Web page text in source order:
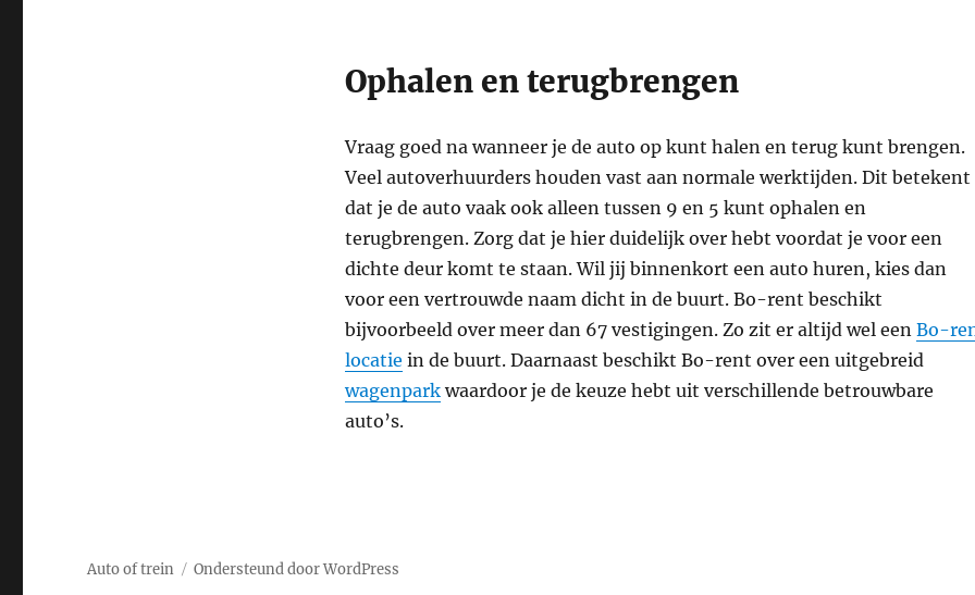
Ophalen en terugbrengen
Vraag goed na wanneer je de auto op kunt halen en terug kunt brengen.
Veel autoverhuurders houden vast aan normale werktijden. Dit betekent
dat je de auto vaak ook alleen tussen 9 en 5 kunt ophalen en
terugbrengen. Zorg dat je hier duidelijk over hebt voordat je voor een
dichte deur komt te staan. Wil jij binnenkort een auto huren, kies dan
voor een vertrouwde naam dicht in de buurt. Bo-rent beschikt
bijvoorbeeld over meer dan 67 vestigingen. Zo zit er altijd wel een Bo-
locatie in de buurt. Daarnaast beschikt Bo-rent over een uitgebreid
wagenparkwaardoor je de keuze hebt uit verschillende betrouwbare
auto’s.
Auto of trein Ondersteund door WordPress